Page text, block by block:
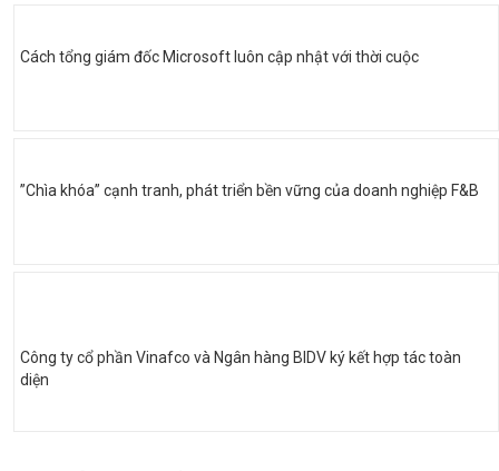
Cách tổng giám đốc Microsoft luôn cập nhật với thời cuộc
”Chìa khóa” cạnh tranh, phát triển bền vững của doanh nghiệp F&B
Công ty cổ phần Vinafco và Ngân hàng BIDV ký kết hợp tác toàn
diện